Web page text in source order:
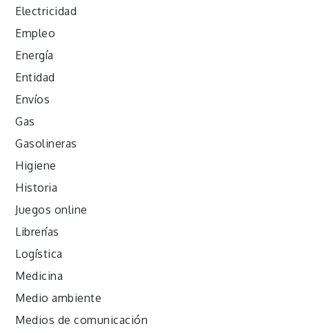
Electricidad
Empleo
Energía
Entidad
Envíos
Gas
Gasolineras
Higiene
Historia
Juegos online
Librerías
Logística
Medicina
Medio ambiente
Medios de comunicación